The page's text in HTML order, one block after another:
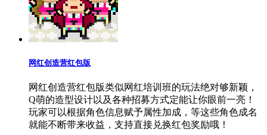
休闲益智 2021-01-12 09:54:40
查看